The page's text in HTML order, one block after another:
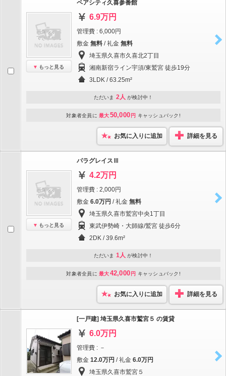
もっと見る
ペアシティ久喜参番館
6.9万円
管理費 : 6,000円
敷金 無料 / 礼金 無料
埼玉県久喜市久喜北2丁目
湘南新宿ライン宇須/東鷲宮 徒歩19分
3LDK / 63.25m²
ただいま 2人 が検討中！
対象者全員に 最大50,000 円 キャッシュバック!
お気に入りに追加 詳細を見る
もっと見る
パラグレイスⅢ
4.2万円
管理費 : 2,000円
敷金 6.0万円 / 礼金 無料
埼玉県久喜市鷲宮中央1丁目
東武伊勢崎・大師線/鷲宮 徒歩6分
2DK / 39.6m²
ただいま 1人 が検討中！
対象者全員に 最大42,000 円 キャッシュバック!
お気に入りに追加 詳細を見る
[一戸建] 埼玉県久喜市鷲宮５ の賃貸
6.0万円
管理費 : －
敷金 12.0万円 / 礼金 6.0万円
埼玉県久喜市鷲宮５